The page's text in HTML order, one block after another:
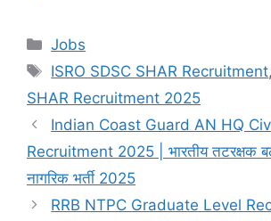
Categories
Jobs
Tags
ISRO SDSC SHAR Recruitment,
SHAR Recruitment 2025
Indian Coast Guard AN HQ
Recruitment 2025 | भारतीय तटरक्षक
नागरिक भर्ती 2025
RRB NTPC Graduate Level